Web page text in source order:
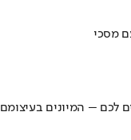
לכם – המיונים בעיצומם